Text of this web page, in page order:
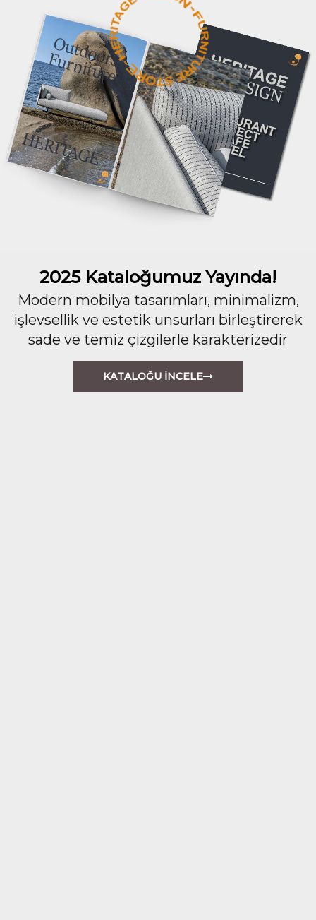
2025 Kataloğumuz Yayında!
Modern mobilya tasarımları, minimalizm,
işlevsellik ve estetik unsurları birleştirerek
sade ve temiz çizgilerle karakterizedir
KATALOĞU İNCELE